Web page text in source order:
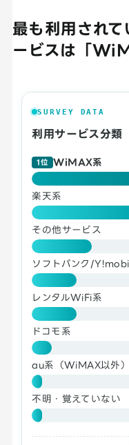
最も利用され
ービスは「
SURVEY DATA
利用サービス分類
1位 WiMAX系
楽天系
その他サービス
ソフトバンク/
レンタルWiFi系
ドコモ系
au系（WiMAX以外）
不明・覚えていない